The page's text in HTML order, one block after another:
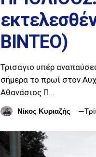
ΒΙΝΤΕΟ)
Τρισάγιο υπέρ
σήμερα το πρωί στον
Αθανάσιος Π…
Νίκος Κυριαζής